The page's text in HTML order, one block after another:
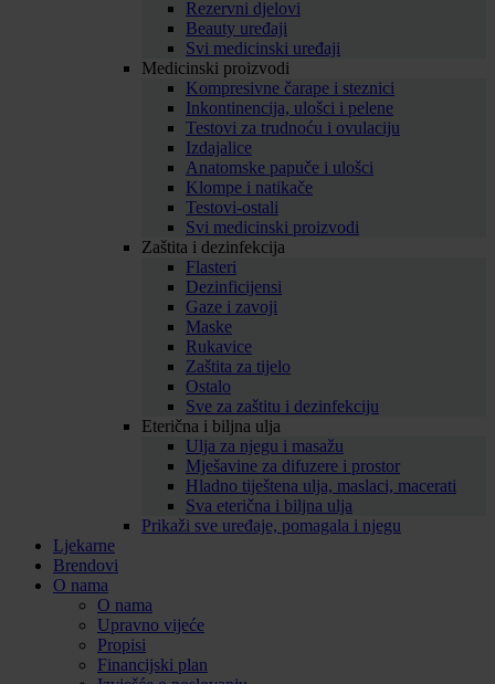
Rezervni djelovi
Beauty uređaji
Svi medicinski uređaji
Medicinski proizvodi
Kompresivne čarape i steznici
Inkontinencija, ulošci i pelene
Testovi za trudnoću i ovulaciju
Izdajalice
Anatomske papuče i ulošci
Klompe i natikače
Testovi-ostali
Svi medicinski proizvodi
Zaštita i dezinfekcija
Flasteri
Dezinficijensi
Gaze i zavoji
Maske
Rukavice
Zaštita za tijelo
Ostalo
Sve za zaštitu i dezinfekciju
Eterična i biljna ulja
Ulja za njegu i masažu
Mješavine za difuzere i prostor
Hladno tiještena ulja, maslaci, macerati
Sva eterična i biljna ulja
Prikaži sve uređaje, pomagala i njegu
Ljekarne
Brendovi
O nama
O nama
Upravno vijeće
Propisi
Financijski plan